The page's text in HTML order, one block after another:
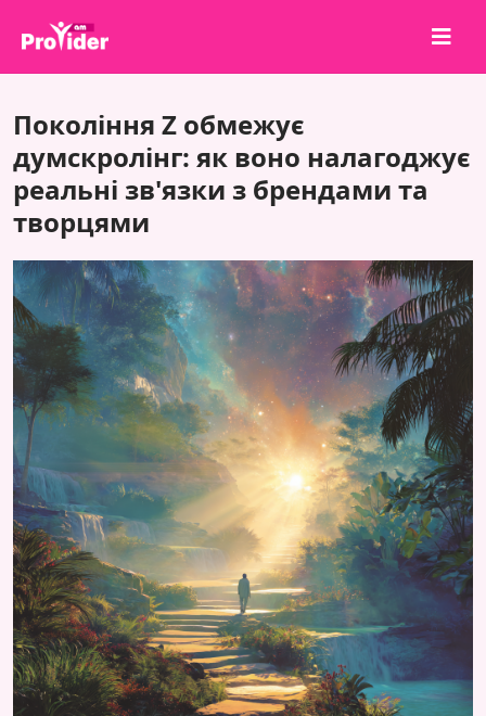
Увійти
Зареєструватися
Послуги
API
Умови
Блог
Покоління Z обмежує
думскролінг: як воно налагоджує
реальні зв'язки з брендами та
творцями